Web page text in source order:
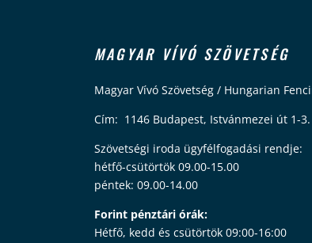
MAGYAR VÍVÓ SZÖVETSÉG
Magyar Vívó Szövetség / Hungarian
Cím: 1146 Budapest, Istvánmezei út 1-
Szövetségi iroda ügyfélfogadási rendje:
hétfő-csütörtök 09.00-15.00
péntek: 09.00-14.00
Forint pénztári órák:
Hétfő, kedd és csütörtök 09:00-16:00